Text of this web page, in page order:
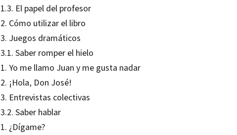
1.3. El papel del profesor
2. Cómo utilizar el libro
3. Juegos dramáticos
3.1. Saber romper el hielo
1. Yo me llamo Juan y me gusta nadar
2. ¡Hola, Don José!
3. Entrevistas colectivas
3.2. Saber hablar
1. ¿Dígame?